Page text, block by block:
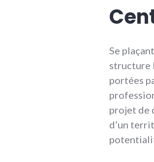
Se
structure
portées
projet de
d’un